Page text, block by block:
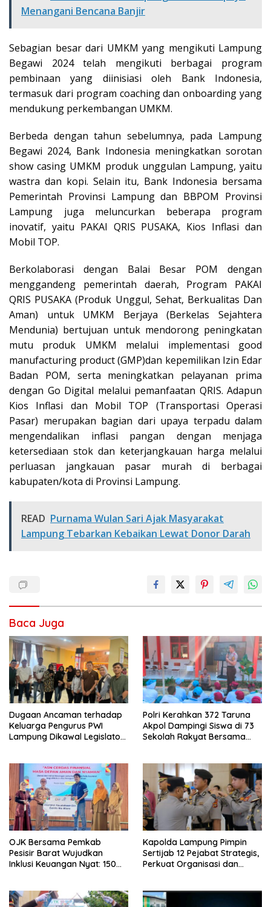
Menangani Bencana Banjir
Sebagian besar dari UMKM yang mengikuti Lampung
Begawi 2024 telah mengikuti berbagai program
pembinaan yang diinisiasi oleh Bank Indonesia,
termasuk dari program coaching dan onboarding yang
mendukung perkembangan UMKM.
Berbeda dengan tahun sebelumnya, pada Lampung
Begawi 2024, Bank Indonesia meningkatkan sorotan
show casing UMKM produk unggulan Lampung, yaitu
wastra dan kopi. Selain itu, Bank Indonesia bersama
Pemerintah Provinsi Lampung dan BBPOM Provinsi
Lampung juga meluncurkan beberapa program
inovatif, yaitu PAKAI QRIS PUSAKA, Kios Inflasi dan
Mobil TOP.
Berkolaborasi dengan Balai Besar POM dengan
menggandeng pemerintah daerah, Program PAKAI
QRIS PUSAKA (Produk Unggul, Sehat, Berkualitas Dan
Aman) untuk UMKM Berjaya (Berkelas Sejahtera
Mendunia) bertujuan untuk mendorong peningkatan
mutu produk UMKM melalui implementasi good
manufacturing product (GMP)dan kepemilikan Izin Edar
Badan POM, serta meningkatkan pelayanan prima
dengan Go Digital melalui pemanfaatan QRIS. Adapun
Kios Inflasi dan Mobil TOP (Transportasi Operasi
Pasar) merupakan bagian dari upaya terpadu dalam
mengendalikan inflasi pangan dengan menjaga
ketersediaan stok dan keterjangkauan harga melalui
perluasan jangkauan pasar murah di berbagai
kabupaten/kota di Provinsi Lampung.
READ Purnama Wulan Sari Ajak Masyarakat
Lampung Tebarkan Kebaikan Lewat Donor Darah
Baca Juga
Dugaan Ancaman terhadap
Keluarga Pengurus PWI
Lampung Dikawal Legislator
Polri Kerahkan 372 Taruna
Akpol Dampingi Siswa di 73
Sekolah Rakyat Bersama
OJK Bersama Pemkab
Pesisir Barat Wujudkan
Inklusi Keuangan Nyat: 150
Kapolda Lampung Pimpin
Sertijab 12 Pejabat Strategis,
Perkuat Organisasi dan